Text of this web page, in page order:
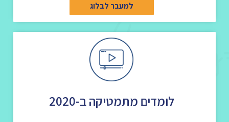
למעבר לבלוג
לומדים מתמטיקה ב-2020